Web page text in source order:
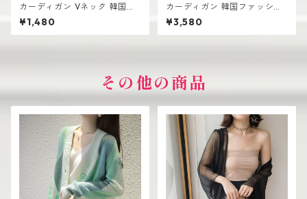
カーディガン Vネック 韓国ト
レンド レディース 前開きデザ
イン 無地
¥1,480
カーディガン 韓国ファッショ
ン レディース シンプル 高見え
可愛い
¥3,580
その他の商品